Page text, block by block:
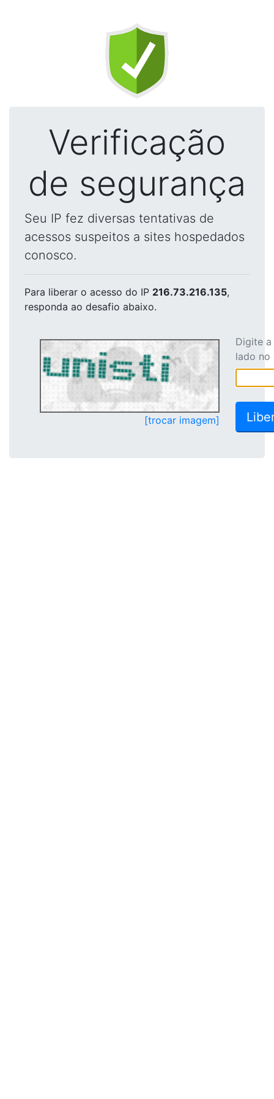
Verificação
de segurança
Seu IP fez diversas tentativas de
acessos suspeitos a sites hospedados
conosco.
Para liberar o acesso do IP 216.73.216.135,
responda ao desafio abaixo.
[trocar imagem]
Digite
lado no